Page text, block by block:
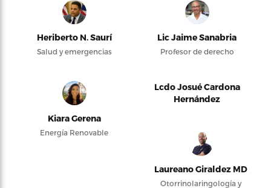
Heriberto N. Saurí
Salud y emergencias
Lic Jaime Sanabria
Profesor de derecho
Kiara Gerena
Energía Renovable
Lcdo Josué Cardona
Hernández
Laureano Giraldez MD
Otorrinolaringología y